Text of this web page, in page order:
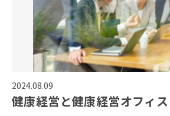
2024.08.09
健康経営と健康経営オフィス